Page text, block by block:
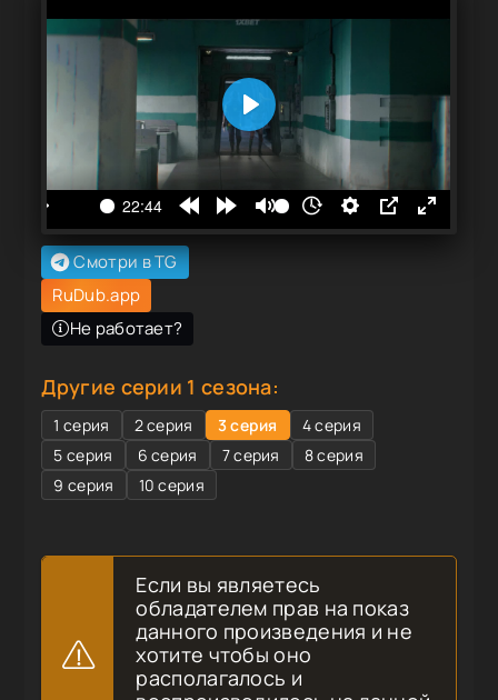
Смотри в TG
RuDub.app
Не работает?
Другие серии 1 сезона:
1 серия 2 серия 3 серия
4 серия
5 серия
6 серия 7 серия
8 серия
9 серия
10 серия
Если вы являетесь
обладателем прав на показ
данного произведения и не
хотите чтобы оно
располагалось и